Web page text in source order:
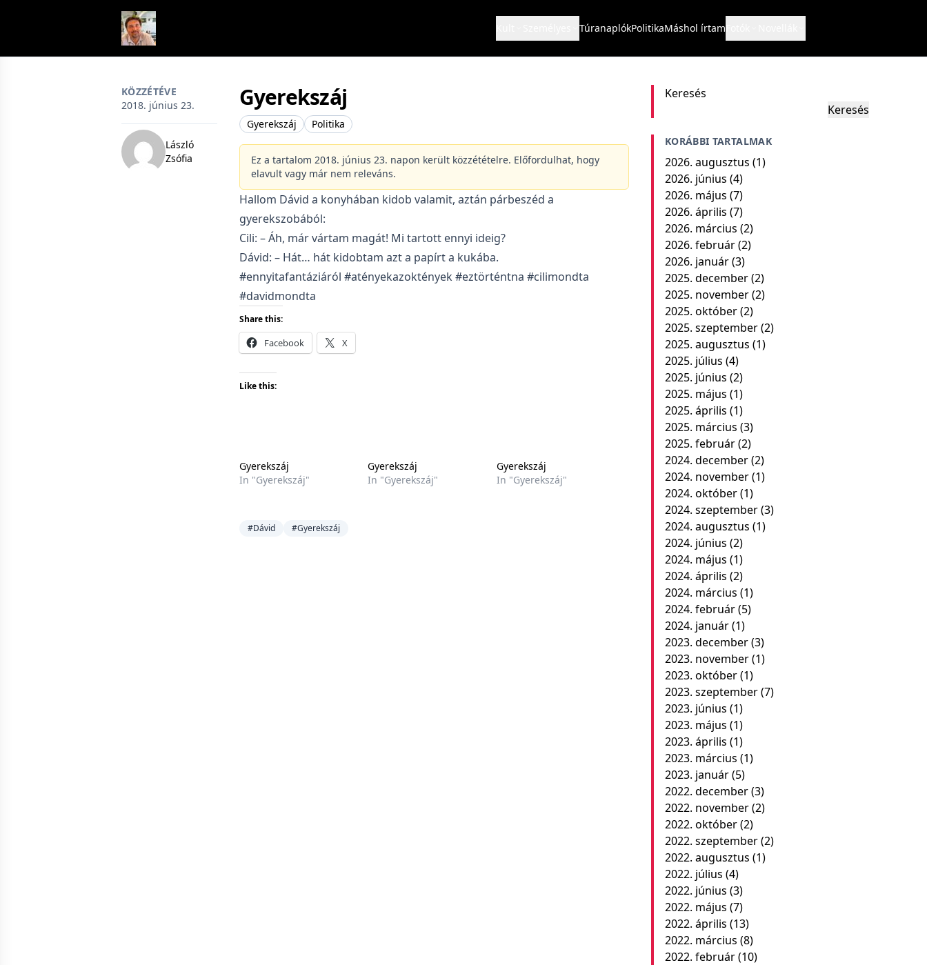
TúranaplókPolitikaMáshol írtam
KÖZZÉTÉVE
2018. június 23.
László
Zsófia
Gyerekszáj
Gyerekszáj Politika
Ez a tartalom 2018. június 23. napon került közzétételre. Előfordulhat, hogy
elavult vagy már nem releváns.
Hallom Dávid a konyhában kidob valamit, aztán párbeszéd a
gyerekszobából:
Cili: – Áh, már vártam magát! Mi tartott ennyi ideig?
Dávid: – Hát… hát kidobtam azt a papírt a kukába.
#ennyitafantáziáról #atényekazoktények #eztörténtna #cilimondta
#davidmondta
Share this:
Facebook X
Like this:
Gyerekszáj
In "Gyerekszáj"
Gyerekszáj
In "Gyerekszáj"
Gyerekszáj
In "Gyerekszáj"
#Dávid #Gyerekszáj
Keresés
Keresés
KORÁBBI TARTALMAK
2026. augusztus (1)
2026. június (4)
2026. május (7)
2026. április (7)
2026. március (2)
2026. február(2)
2026. január(3)
2025. december(2)
2025. november(2)
2025. október(2)
2025. szeptember(2)
2025. augusztus (1)
2025. július (4)
2025. június (2)
2025. május (1)
2025. április (1)
2025. március (3)
2025. február(2)
2024. december(2)
2024. november(1)
2024. október(1)
2024. szeptember(3)
2024. augusztus (1)
2024. június (2)
2024. május (1)
2024. április (2)
2024. március (1)
2024. február(5)
2024. január(1)
2023. december(3)
2023. november(1)
2023. október(1)
2023. szeptember(7)
2023. június (1)
2023. május (1)
2023. április (1)
2023. március (1)
2023. január(5)
2022. december(3)
2022. november(2)
2022. október(2)
2022. szeptember(2)
2022. augusztus (1)
2022. július (4)
2022. június (3)
2022. május (7)
2022. április (13)
2022. március (8)
2022. február(10)